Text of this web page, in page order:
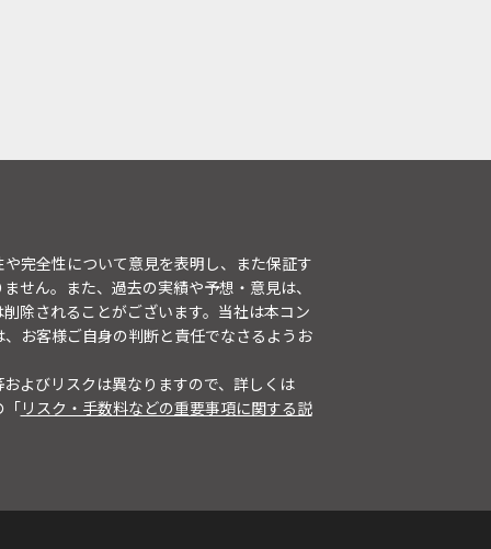
完全性について意見を表明し、また保証す
せん。また、過去の実績や予想・意見は、
除されることがございます。当社は本コン
お客様ご自身の判断と責任でなさるようお
よびリスクは異なりますので、詳しくは
「リスク・手数料などの重要事項に関する説